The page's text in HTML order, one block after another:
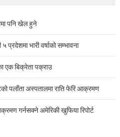
पनि खेल हुने
भारी वर्षाको सम्भावना
एक बिक्रेता पक्राउ
पलाँता अस्पतालमा राति फेरि आक्रमण
गर्नसक्ने अमेरिकी खुफिया रिपोर्ट